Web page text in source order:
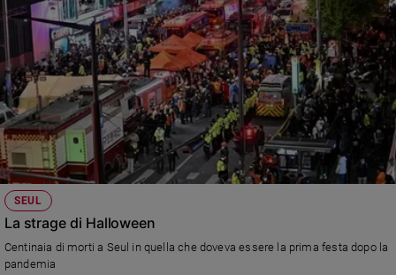
SEUL
La strage di Halloween
Centinaia di morti a Seul in quella che doveva essere la prima festa dopo la
pandemia